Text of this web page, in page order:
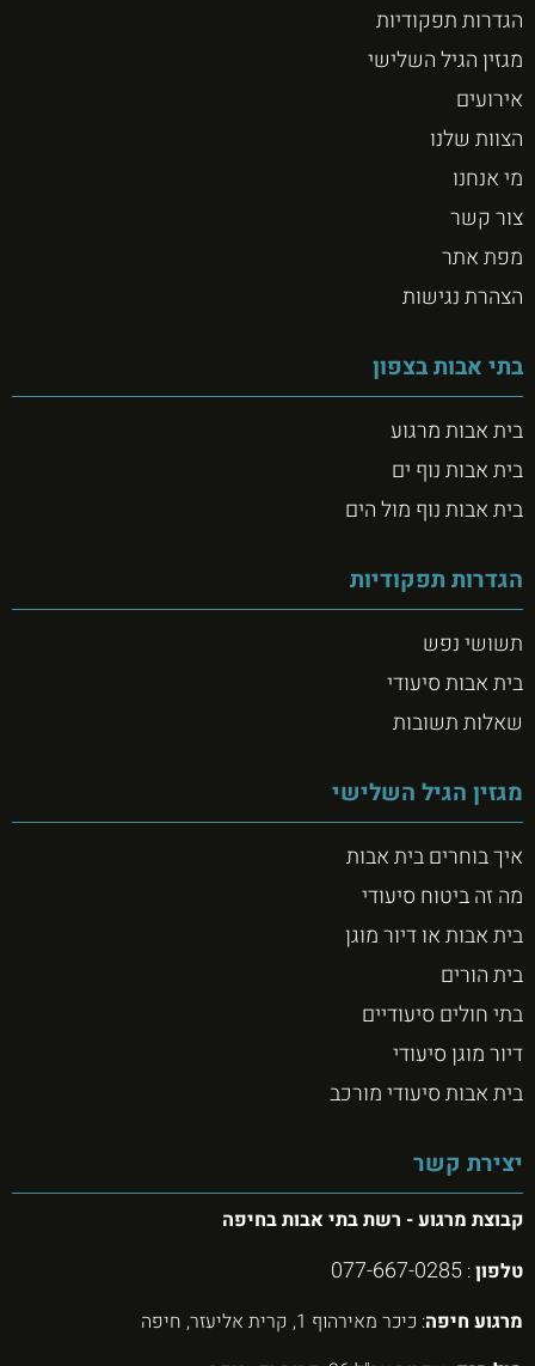
הגדרות תפקודיות
מגזין הגיל השלישי
אירועים
הצוות שלנו
מי אנחנו
צור קשר
מפת אתר
הצהרת נגישות
בתי אבות בצפון
בית אבות מרגוע
בית אבות נוף ים
בית אבות נוף מול הים
הגדרות תפקודיות
תשושי נפש
בית אבות סיעודי
שאלות תשובות
מגזין הגיל השלישי
איך בוחרים בית אבות
מה זה ביטוח סיעודי
בית אבות או דיור מוגן
בית הורים
בתי חולים סיעודיים
דיור מוגן סיעודי
בית אבות סיעודי מורכב
יצירת קשר
קבוצת מרגוע - רשת בתי אבות בחיפה
טלפון:
077-667-0285
מרגוע חיפה: כיכר מאירהוף 1, קרית אליעזר, חיפה